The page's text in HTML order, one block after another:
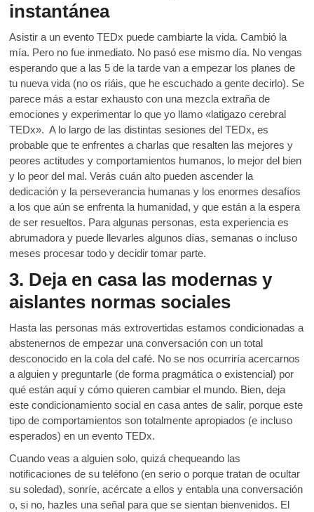
instantánea
Asistir a un evento TEDx puede cambiarte la vida. Cambió la
mía. Pero no fue inmediato. No pasó ese mismo día. No vengas
esperando que a las 5 de la tarde van a empezar los planes de
tu nueva vida (no os riáis, que he escuchado a gente decirlo). Se
parece más a estar exhausto con una mezcla extraña de
emociones y experimentar lo que yo llamo «latigazo cerebral
TEDx». A lo largo de las distintas sesiones del TEDx, es
probable que te enfrentes a charlas que resalten las mejores y
peores actitudes y comportamientos humanos, lo mejor del bien
y lo peor del mal. Verás cuán alto pueden ascender la
dedicación y la perseverancia humanas y los enormes desafíos
a los que aún se enfrenta la humanidad, y que están a la espera
de ser resueltos. Para algunas personas, esta experiencia es
abrumadora y puede llevarles algunos días, semanas o incluso
meses procesar todo y decidir tomar parte.
3. Deja en casa las modernas y
aislantes normas sociales
Hasta las personas más extrovertidas estamos condicionadas a
abstenernos de empezar una conversación con un total
desconocido en la cola del café. No se nos ocurriría acercarnos
a alguien y preguntarle (de forma pragmática o existencial) por
qué están aquí y cómo quieren cambiar el mundo. Bien, deja
este condicionamiento social en casa antes de salir, porque este
tipo de comportamientos son totalmente apropiados (e incluso
esperados) en un evento TEDx.
Cuando veas a alguien solo, quizá chequeando las
notificaciones de su teléfono (en serio o porque tratan de ocultar
su soledad), sonríe, acércate a ellos y entabla una conversación
o, si no, hazles una señal para que se sientan bienvenidos. El